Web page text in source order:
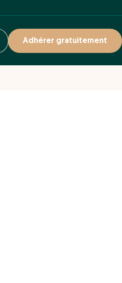
Adhérer gratuitement